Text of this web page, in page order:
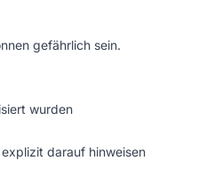
gefährlich sein.
wurden
darauf hinweisen